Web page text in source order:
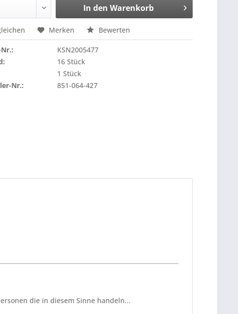
In den Warenkorb
Merken Bewerten
KSN2005477
16 Stück
1 Stück
Nr.:
851-064-427
die in diesem Sinne handeln...